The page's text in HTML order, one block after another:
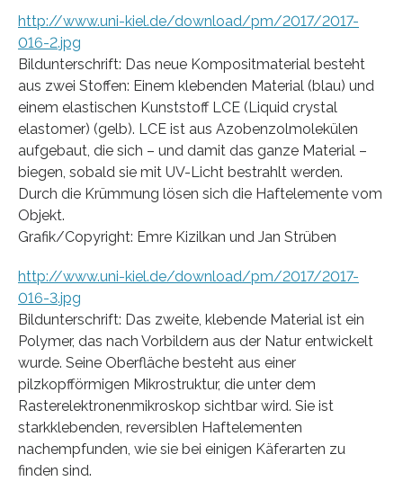
http://www.uni-kiel.de/download/pm/2017/2017-
016-2.jpg
Bildunterschrift: Das neue Kompositmaterial besteht
aus zwei Stoffen: Einem klebenden Material (blau) und
einem elastischen Kunststoff LCE (Liquid crystal
elastomer) (gelb). LCE ist aus Azobenzolmolekülen
aufgebaut, die sich – und damit das ganze Material –
biegen, sobald sie mit UV-Licht bestrahlt werden.
Durch die Krümmung lösen sich die Haftelemente vom
Objekt.
Grafik/Copyright: Emre Kizilkan und Jan Strüben
http://www.uni-kiel.de/download/pm/2017/2017-
016-3.jpg
Bildunterschrift: Das zweite, klebende Material ist ein
Polymer, das nach Vorbildern aus der Natur entwickelt
wurde. Seine Oberfläche besteht aus einer
pilzkopfförmigen Mikrostruktur, die unter dem
Rasterelektronenmikroskop sichtbar wird. Sie ist
starkklebenden, reversiblen Haftelementen
nachempfunden, wie sie bei einigen Käferarten zu
finden sind.